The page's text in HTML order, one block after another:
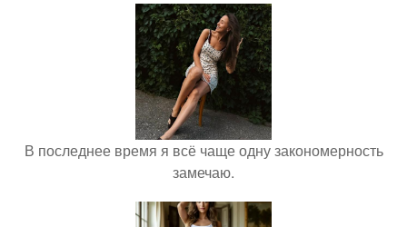
В последнее время я всё чаще одну закономерность
замечаю.